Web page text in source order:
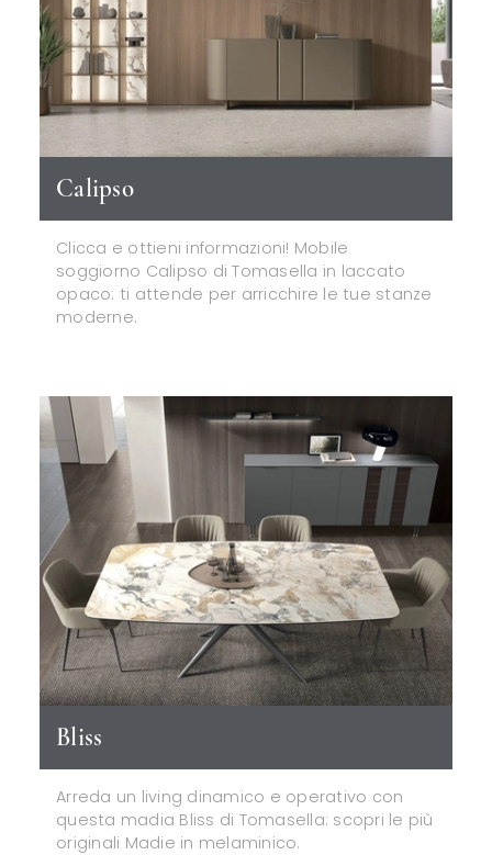
Calipso
Clicca e ottieni informazioni! Mobile
soggiorno Calipso di Tomasella in laccato
opaco: ti attende per arricchire le tue stanze
moderne.
Bliss
Arreda un living dinamico e operativo con
questa madia Bliss di Tomasella: scopri le più
originali Madie in melaminico.